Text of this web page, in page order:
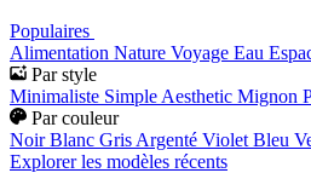
Populaires
Alimentation Nature Voyage Eau
Par style
Minimaliste Simple Aesthetic Mignon
Par couleur
Noir Blanc Gris Argenté Violet Bleu
Explorer les modèles récents